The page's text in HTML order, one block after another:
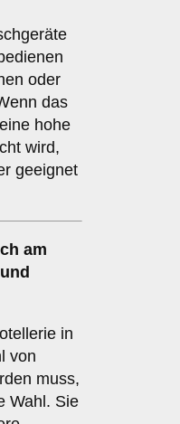
oder
das
hohe
wird,
geeignet
am
in
von
muss,
Wahl. Sie